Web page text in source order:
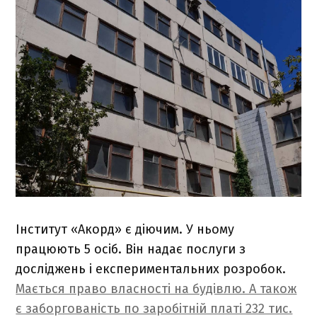
Інститут «Акорд» є діючим. У ньому
працюють 5 осіб. Він надає послуги з
досліджень і експериментальних розробок.
Мається право власності на будівлю. А також
є заборгованість по заробітній платі 232 тис.